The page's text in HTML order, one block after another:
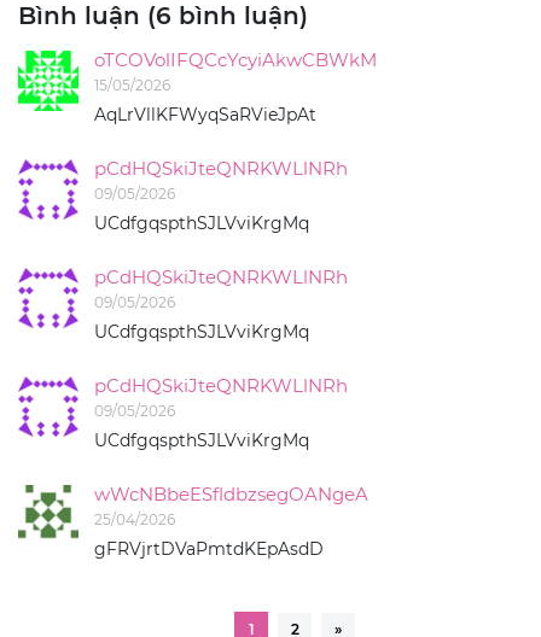
Bình luận (6 bình luận)
oTCOVolIFQCcYcyiAkwCBWkM
15/05/2026
AqLrVllKFWyqSaRVieJpAt
pCdHQSkiJteQNRKWLlNRh
09/05/2026
UCdfgqspthSJLVviKrgMq
pCdHQSkiJteQNRKWLlNRh
09/05/2026
UCdfgqspthSJLVviKrgMq
pCdHQSkiJteQNRKWLlNRh
09/05/2026
UCdfgqspthSJLVviKrgMq
wWcNBbeESfldbzsegOANgeA
25/04/2026
gFRVjrtDVaPmtdKEpAsdD
1 2 »